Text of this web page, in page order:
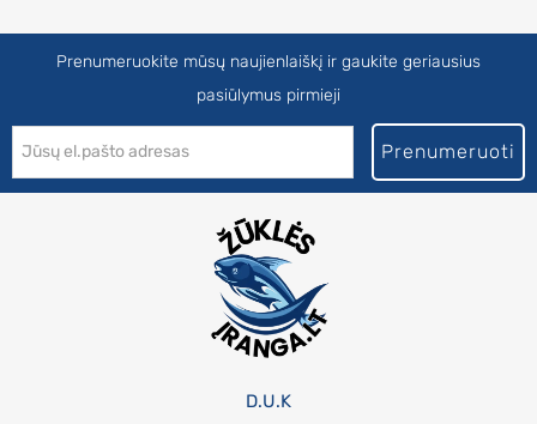
Prenumeruokite mūsų naujienlaiškį ir gaukite geriausius
pasiūlymus pirmieji
Prenumeruoti
D.U.K